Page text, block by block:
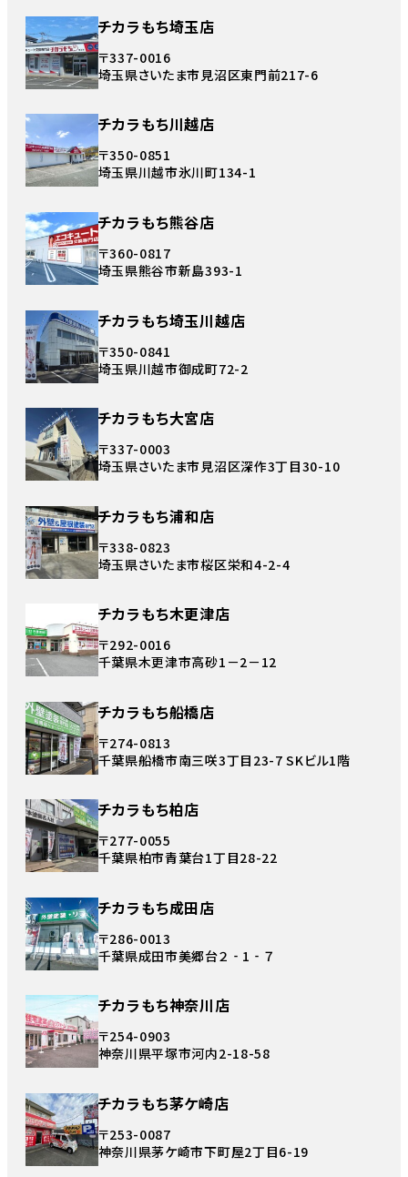
チカラもち埼玉店
〒337-0016
埼玉県さいたま市見沼区東門前217-6
チカラもち川越店
〒350-0851
埼玉県川越市氷川町134-1
チカラもち熊谷店
〒360-0817
埼玉県熊谷市新島393-1
チカラもち埼玉川越店
〒350-0841
埼玉県川越市御成町72-2
チカラもち大宮店
〒337-0003
埼玉県さいたま市見沼区深作3丁目30-10
チカラもち浦和店
〒338-0823
埼玉県さいたま市桜区栄和4-2-4
チカラもち木更津店
〒292-0016
千葉県木更津市高砂1－2－12
チカラもち船橋店
〒274-0813
千葉県船橋市南三咲3丁目23-7 SKビル1階
チカラもち柏店
〒277-0055
千葉県柏市青葉台1丁目28-22
チカラもち成田店
〒286-0013
千葉県成田市美郷台２‐1‐７
チカラもち神奈川店
〒254-0903
神奈川県平塚市河内2-18-58
チカラもち茅ケ崎店
〒253-0087
神奈川県茅ケ崎市下町屋2丁目6-19